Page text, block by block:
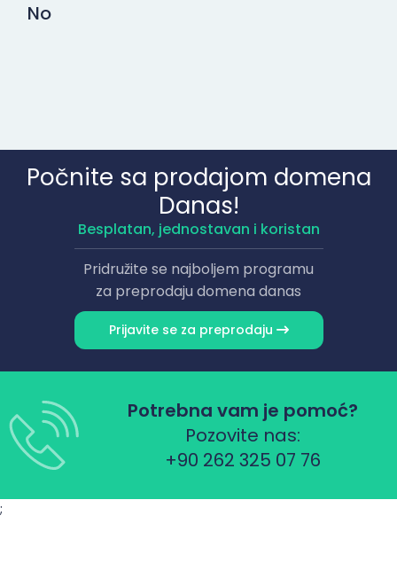
No
Počnite sa prodajom domena
Danas!
Besplatan, jednostavan i koristan
Pridružite se najboljem programu
za preprodaju domena danas
Prijavite se za preprodaju
Potrebna vam je pomoć?
Pozovite nas:
+90 262 325 07 76
;